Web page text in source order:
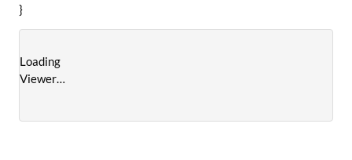
}
Loading
Viewer…